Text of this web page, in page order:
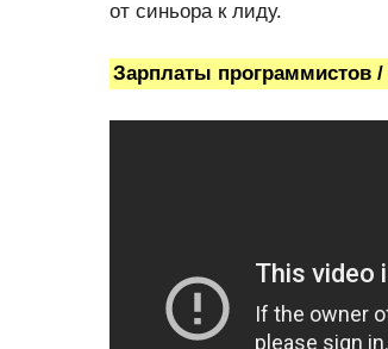
от синьора к лиду.
Зарплаты программистов